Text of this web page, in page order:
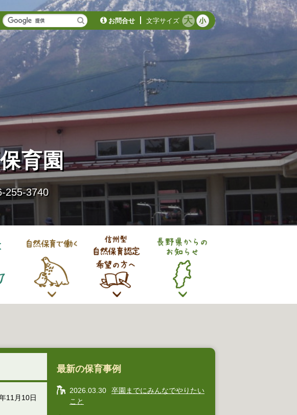
お問合せ 文字サイズ
育園
255-3740
11月10日
最新の保育事例
2026.03.30
卒園までにみんなでやりたい
こと